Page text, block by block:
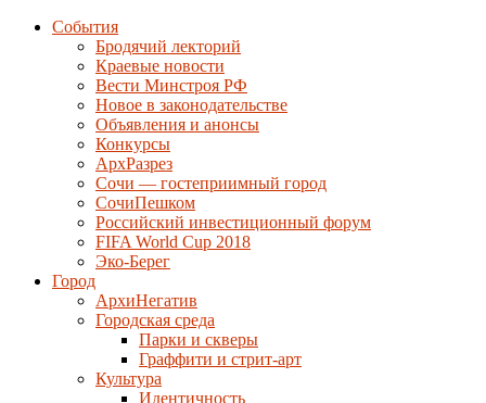
События
Бродячий лекторий
Краевые новости
Вести Минстроя РФ
Новое в законодательстве
Объявления и анонсы
Конкурсы
АрхРазрез
Сочи — гостеприимный город
СочиПешком
Российский инвестиционный форум
FIFA World Cup 2018
Эко-Берег
Город
АрхиНегатив
Городская среда
Парки и скверы
Граффити и стрит-арт
Культура
Идентичность